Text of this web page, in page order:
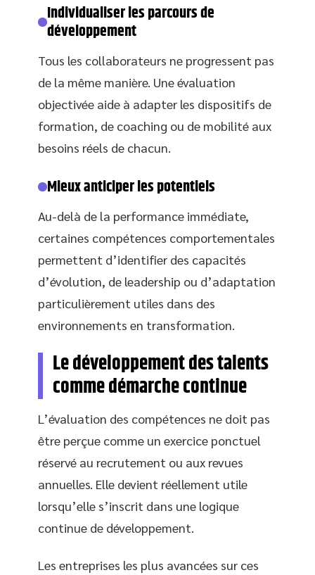
Individualiser les parcours de
développement
Tous les collaborateurs ne progressent pas
de la même manière. Une évaluation
objectivée aide à adapter les dispositifs de
formation, de coaching ou de mobilité aux
besoins réels de chacun.
Mieux anticiper les potentiels
Au-delà de la performance immédiate,
certaines compétences comportementales
permettent d’identifier des capacités
d’évolution, de leadership ou d’adaptation
particulièrement utiles dans des
environnements en transformation.
Le développement des talents
comme démarche continue
L’évaluation des compétences ne doit pas
être perçue comme un exercice ponctuel
réservé au recrutement ou aux revues
annuelles. Elle devient réellement utile
lorsqu’elle s’inscrit dans une logique
continue de développement.
Les entreprises les plus avancées sur ces